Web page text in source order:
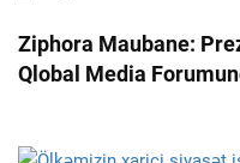
Ziphora Maubane:
Qlobal Media